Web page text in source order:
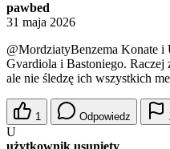
pawbed
31 maja 2026
@MordziatyBenzema Konate i
Gvardiola i Bastoniego. Raczej
ale nie śledzę ich wszystkich
1 Odpowiedz
U
użytkownik usunięty